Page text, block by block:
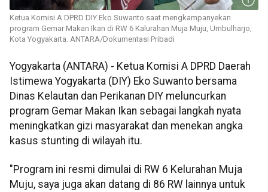
Ketua Komisi A DPRD DIY Eko Suwanto saat mengkampanyekan
program Gemar Makan Ikan di RW 6 Kalurahan Muja Muju, Umbulharjo,
Kota Yogyakarta. ANTARA/Dokumentasi Pribadi
Yogyakarta (ANTARA) - Ketua Komisi A DPRD Daerah
Istimewa Yogyakarta (DIY) Eko Suwanto bersama
Dinas Kelautan dan Perikanan DIY meluncurkan
program Gemar Makan Ikan sebagai langkah nyata
meningkatkan gizi masyarakat dan menekan angka
kasus stunting di wilayah itu.
"Program ini resmi dimulai di RW 6 Kelurahan Muja
Muju, saya juga akan datang di 86 RW lainnya untuk